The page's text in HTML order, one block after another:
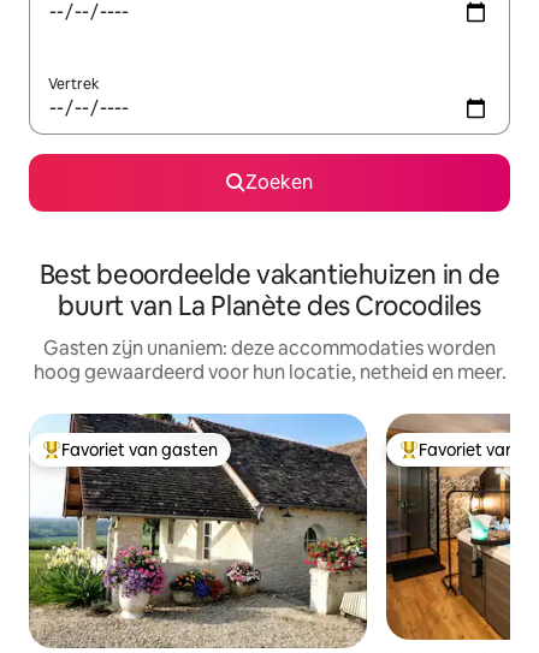
Vertrek
Zoeken
Best beoordeelde vakantiehuizen in de
buurt van La Planète des Crocodiles
Gasten zijn unaniem: deze accommodaties worden
hoog gewaardeerd voor hun locatie, netheid en meer.
Topfavoriet van gasten
Favoriet van gasten Topfavoriet van
Favoriet van